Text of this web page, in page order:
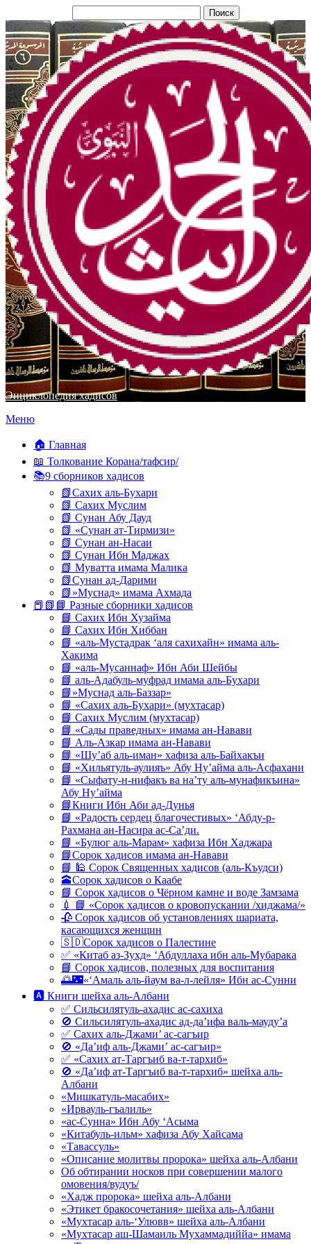
Энциклопедия хадисов
Перейти
содержимому
Меню
🏠 Главная
📖 Толкование Корана/тафсир/
📚9 сборников хадисов
📗Сахих аль-Бухари
📗 Сахих Муслим
📗 Сунан Абу Дауд
📗 «Сунан ат-Тирмизи»
📗 Сунан ан-Насаи
📗 Сунан Ибн Маджах
📗 Муватта имама Малика
📗Сунан ад-Дарими
📗»Муснад» имама Ахмада
📕📗📘 Разные сборники хадисов
📘 Сахих Ибн Хузайма
📘 Сахих Ибн Хиббан
📘 «аль-Мустадрак ‘аля сахихайн» имама аль-
Хакима
📘 «аль-Мусаннаф» Ибн Аби Шейбы
📘 аль-Адабуль-муфрад имама аль-Бухари
📘»Муснад аль-Баззар»
📘 «Сахих аль-Бухари» (мухтасар)
📘 Сахих Муслим (мухтасар)
📘 «Сады праведных» имама ан-Навави
📘 Аль-Азкар имама ан-Навави
📘 «Шу’аб аль-иман» хафиза аль-Байхакъи
📘 «Хильятуль-аулияъ» Абу Ну’айма аль-Асфахани
📘 «Сыфату-н-нифакъ ва на’ту аль-мунафикъина»
Абу Ну’айма
📘Книги Ибн Аби ад-Дунья
📘 «Радость сердец благочестивых» ‘Абду-р-
Рахмана ан-Насира ас-Са’ди.
📘 «Булюг аль-Марам» хафиза Ибн Хаджара
📘Сорок хадисов имама ан-Навави
📘 🕌 Сорок Священных хадисов (аль-Къудси)
🕋Сорок хадисов о Каабе
📘 Сорок хадисов о Чёрном камне и воде Замзама
💉 📘 «Сорок хадисов о кровопускании /хиджама/»
🥀 Сорок хадисов об установлениях шариата,
касающихся женщин
🇸🇩Сорок хадисов о Палестине
✅ «Китаб аз-Зухд» ‘Абдуллаха ибн аль-Мубарака
📘 Сорок хадисов, полезных для воспитания
🌅🌃«‘Амаль аль-йаум ва-л-лейля» Ибн ас-Сунни
🅰 Книги шейха аль-Албани
✅ Сильсилятуль-ахадис ас-сахиха
🚫 Сильсилятуль-ахадис ад-да’ифа валь-мауду’а
✅ Сахих аль-Джами’ ас-сагъир
🚫 «Да’иф аль-Джами’ ас-сагъир»
✅ «Сахих ат-Таргъиб ва-т-тархиб»
🚫 «Да’иф ат-Таргъиб ва-т-тархиб» шейха аль-
Албани
«Мишкатуль-масабих»
«Ирвауль-гъалиль»
«ас-Сунна» Ибн Абу ‘Асыма
«Китабуль-ильм» хафиза Абу Хайсама
«Тавассуль»
«Описание молитвы пророка» шейха аль-Албани
Об обтирании носков при совершении малого
омовения/вудуъ/
«Хадж пророка» шейха аль-Албани
«Этикет бракосочетания» шейха аль-Албани
«Мухтасар аль-‘Улювв» шейха аль-Албани
«Мухтасар аш-Шамаиль Мухаммадиййа» имама